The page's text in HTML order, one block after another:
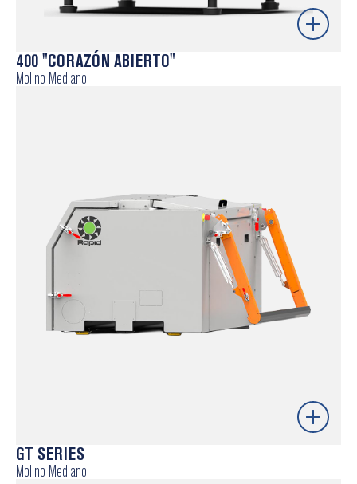
Molinos centrales para todo tipo de aplicaciones con
Varias opciones de configuración de tolvas en función
de la aplicación
Círculo Constante de Corte (CCC)
400 "CORAZÓN ABIERTO"
Molino Mediano
GT SERIES
Molino Mediano